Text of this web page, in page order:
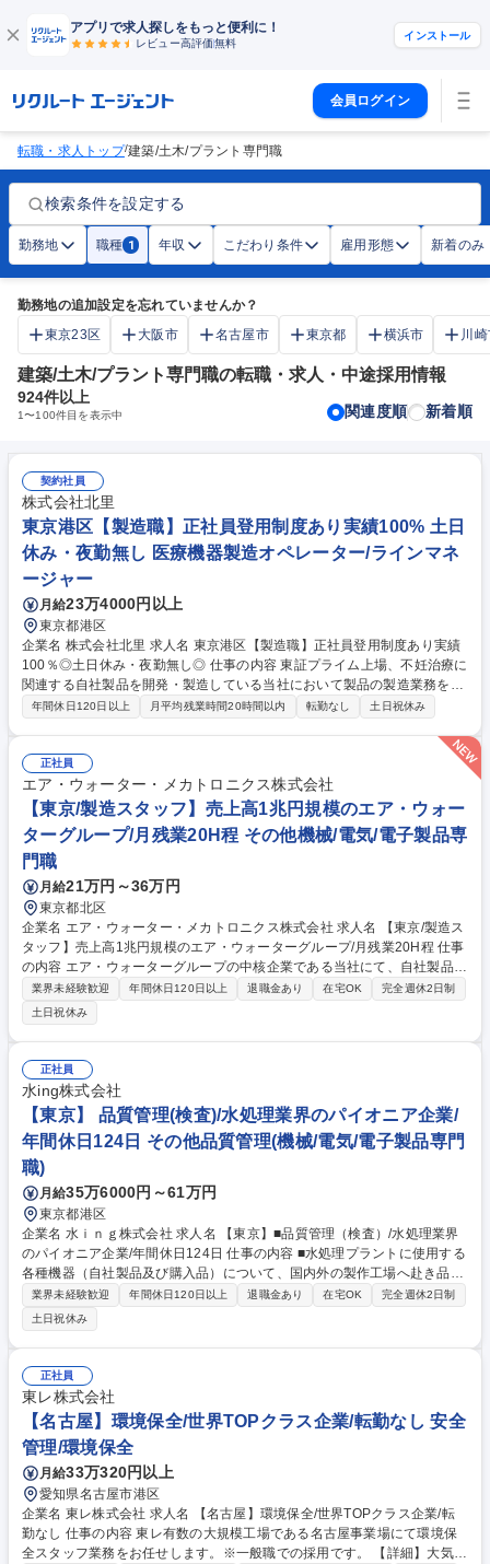
アプリで求人探しをもっと便利に！
レビュー高評価無料
インストール
会員ログイン
転職・求人トップ/建築/土木/プラント専門職
検索条件を設定する
勤務地 職種 1 年収 こだわり条件 雇用形態 新着のみ
勤務地の追加設定を忘れていませんか？
東京23区
大阪市 名古屋市 東京都 横浜市 川
建築/土木/プラント専門職の転職・求人・中途採用情報
924件以上
1〜100件目を表示中 関連度順 新着順
契約社員
株式会社北里
東京港区【製造職】正社員登用制度あり実績100% 土日
休み・夜勤無し 医療機器製造オペレーター/ラインマネ
ージャー
月給23万4000円以上
東京都港区
企業名 株式会社北里 求人名 東京港区【製造職】正社員登用制度あり実績
100％◎土日休み・夜勤無し◎ 仕事の内容 東証プライム上場、不妊治療に
関連する自社製品を開発・製造している当社において製品の製造業務をお
任せいたします。 未経験でも安心して就業できます。 【具体的に】 ■当
に付随する書類作成 ・繊細な商材も多く、手先の器用さや正確さが求めら
れます。 ・1人の作業もありますが、一部チームで行う作業もあるのでコ
ミュニケーションを取りながら仕事を進めていきます。 募集職種 東京港
区【製造職】正社員登用制度あり実績100％◎土日休み・夜勤無し◎
年間休日120日以上 月平均残業時間20時間以内 転勤なし 土日祝休み
正社員
エア・ウォーター・メカトロニクス株式会社
【東京/製造スタッフ】売上高1兆円規模のエア・ウォー
ターグループ/月残業20H程 その他機械/電気/電子製品専
門職
月給21万円～36万円
東京都北区
企業名 エア・ウォーター・メカトロニクス株式会社 求人名 【東京/製造ス
タッフ】売上高1兆円規模のエア・ウォーターグループ/月残業20H程 仕事
の内容 エア・ウォーターグループの中核企業である当社にて、自社製品の
組み立て・調整・検査などをお任せします。専門知識は入社後にキャッチ
アップいただける環境です。 【業務詳細】■空圧機器や精密装置の組み立
ておよび配管・配線作業全般■専用の試験機器を用いた圧力計や圧力セン
サの調整・検査業務■製品の品質安定化に向けた作業手順書の作成および
更新業務■製造ラインの効率化や不具合防止に向けた現場の業務改善活動■
設計・技術部門と連携した製品仕様や調整フローの確認・共有■安全で効
率的な作業環境づくりに向けた５Ｓ活動や各種推進等 募集職種 【東京/製
造スタッフ】売上高1兆円規模のエア・ウォーターグループ/月残業20H程
業界未経験歓迎 年間休日120日以上 退職金あり 在宅OK
完全週休2日制
土日祝休み
正社員
水ing株式会社
【東京】 品質管理(検査)/水処理業界のパイオニア企業/
年間休日124日 その他品質管理(機械/電気/電子製品専門
職)
月給35万6000円～61万円
東京都港区
企業名 水ｉｎｇ株式会社 求人名 【東京】■品質管理（検査）/水処理業界
のパイオニア企業/年間休日124日 仕事の内容 ■水処理プラントに使用する
各種機器（自社製品及び購入品）について、国内外の製作工場へ赴き品質
管理をお任せします。【検査対象機器】■鋼板製貯槽、汚泥かき寄機、除
塵機、コンベヤ、脱水機、弁類、配管類 等 【具体的には】 ■水処理プラ
ント機器の検査業務（国内・海外） ・メーカー及び協力工場※における製
品検査業務（※当社の自社工場はありません。）・メーカー及び協力工場
におけるエンドユーザー向け検査対応・その他製品検査にかかるお客様へ
の対応 ■製品不具合についての不適合対応業務（国内・海外） ・原因調
査、是正処置、再発防止の立案、報告書の作成業務 募集職種 【東京】■品
質管理（検査）/水処理業界のパイオニア企業/年間休日124日
業界未経験歓迎 年間休日120日以上 退職金あり 在宅OK
完全週休2日制
土日祝休み
正社員
東レ株式会社
【名古屋】環境保全/世界TOPクラス企業/転勤なし 安全
管理/環境保全
月給33万320円以上
愛知県名古屋市港区
企業名 東レ株式会社 求人名 【名古屋】環境保全/世界TOPクラス企業/転
勤なし 仕事の内容 東レ有数の大規模工場である名古屋事業場にて環境保
全スタッフ業務をお任せします。※一般職での採用です。 【詳細】大気・